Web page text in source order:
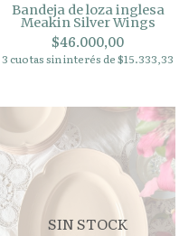
Bandeja de loza inglesa
Meakin Silver Wings
$46.000,00
3 cuotas sin interés de $15.333,33
SIN STOCK